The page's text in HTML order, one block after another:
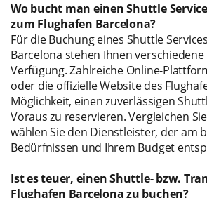
Wo bucht man einen Shuttle
zum Flughafen Barcelona?
Für die Buchung eines Shuttle
Barcelona stehen Ihnen
Verfügung. Zahlreiche Online-
oder die offizielle Website des
Möglichkeit, einen zuverlässigen
Voraus zu reservieren. Vergleichen
wählen Sie den Dienstleister, der am
Bedürfnissen und Ihrem Budget
Ist es teuer, einen Shuttle- bzw.
Flughafen Barcelona zu buchen?